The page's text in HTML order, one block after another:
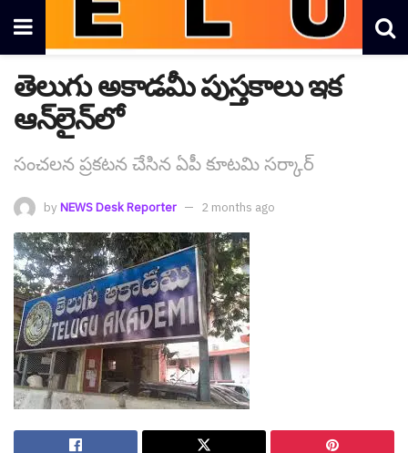
తెలుగు అకాడమీ పుస్తకాలు ఇక
ఆన్‌లైన్‌లో
సంచ‌ల‌న ప్ర‌క‌ట‌న చేసిన ఏపీ కూట‌మి స‌ర్కార్
by NEWS Desk Reporter 2 months ago